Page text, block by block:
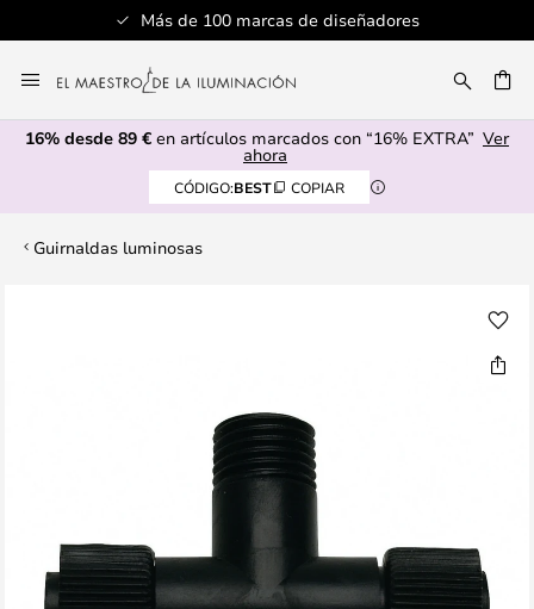
Más de 100 marcas de diseñadores
al
contenido
16% desde 89 € en artículos marcados con “16% EXTRA” Ver
ahora
CÓDIGO:BEST COPIAR
Guirnaldas luminosas